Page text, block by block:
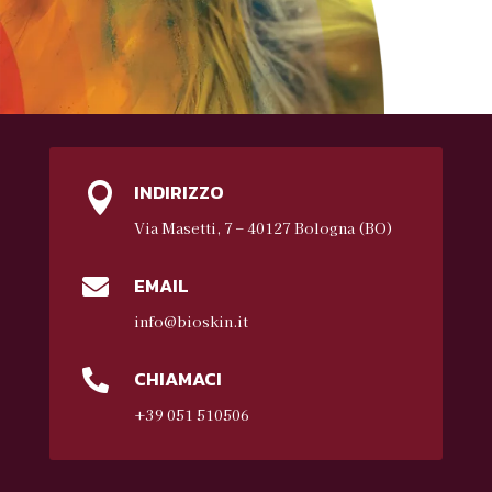
 INDIRIZZO
Via Masetti, 7 – 40127 Bologna (BO)
 EMAIL
info@bioskin.it
 CHIAMACI
+39 051 510506